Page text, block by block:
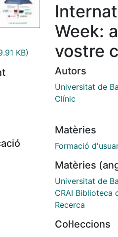
KB)
Week:
vostre
Autors
Universitat de
Clínic
Matèries
Formació
Matèries
Universitat de
CRAI Biblioteca
Recerca
Col·leccions